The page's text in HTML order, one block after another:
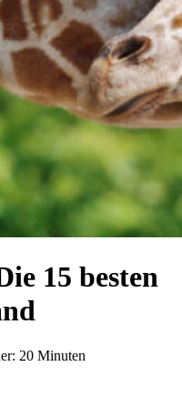
15 besten
20 Minuten